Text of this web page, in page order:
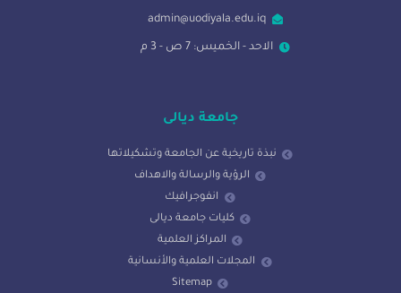
admin@uodiyala.edu.iq
الاحد - الخميس: 7 ص - 3 م
جامعة ديالى
نبذة تاريخية عن الجامعة وتشكيلاتها
الرؤية والرسالة والاهداف
انفوجرافيك
كليات جامعة ديالى
المراكز العلمية
المجلات العلمية والأنسانية
Sitemap